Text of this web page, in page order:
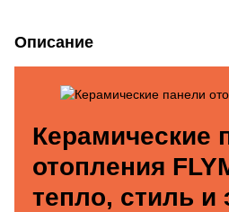
Описание
Керамические
отопления
тепло, стиль и